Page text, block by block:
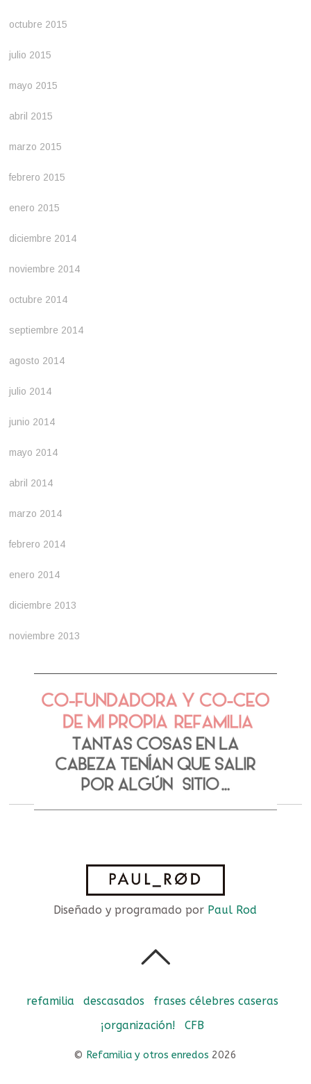
octubre 2015
julio 2015
mayo 2015
abril 2015
marzo 2015
febrero 2015
enero 2015
diciembre 2014
noviembre 2014
octubre 2014
septiembre 2014
agosto 2014
julio 2014
junio 2014
mayo 2014
abril 2014
marzo 2014
febrero 2014
enero 2014
diciembre 2013
noviembre 2013
Diseñado y programado por Paul Rod
refamilia descasados
frases célebres caseras
¡organización!
CFB
© Refamilia y otros enredos 2026